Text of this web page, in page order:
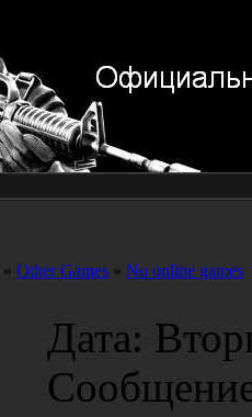
» Other Games » No online games
Дата: